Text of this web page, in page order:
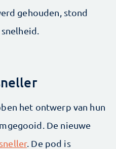
gehouden, stond
het ontwerp van hun
De nieuwe
. De pod is